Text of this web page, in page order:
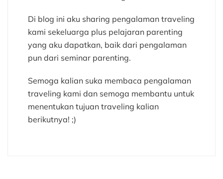
Di blog ini aku sharing pengalaman traveling
kami sekeluarga plus pelajaran parenting
yang aku dapatkan, baik dari pengalaman
pun dari seminar parenting.
Semoga kalian suka membaca pengalaman
traveling kami dan semoga membantu untuk
menentukan tujuan traveling kalian
berikutnya! ;)